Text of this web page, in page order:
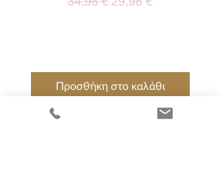
Προσθήκη στο καλάθι